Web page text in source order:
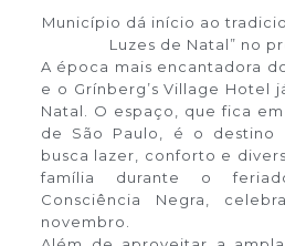
Município dá início ao
Luzes de Natal” no
A época mais encantadora
e o Grínberg’s Village Hotel
Natal. O espaço, que fica
de São Paulo, é o destino
busca lazer, conforto e
família durante o
Consciência Negra,
novembro.